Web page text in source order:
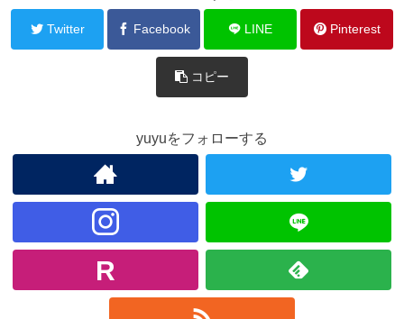
Twitter Facebook LINE Pinterest
コピー
yuyuをフォローする